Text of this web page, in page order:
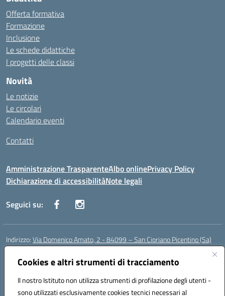
Cookies e altri strumenti di tracciamento
Il nostro Istituto non utilizza strumenti di profilazione degli utenti -
sono utilizzati esclusivamente cookies tecnici necessari al
Offerta formativa
Formazione
Inclusione
Le schede didattiche
I progetti delle classi
Novità
Le notizie
Le circolari
Calendario eventi
Contatti
Amministrazione TrasparenteAlbo onlinePrivacy Policy
Dichiarazione di accessibilitàNote legali
Seguici su:
Indirizzo:Via Domenico Amato, 2 - 84099 – San Cipriano Picentino (Sa)
Centralino:
Posta elettronica certificata (PEC):saic87700c@pec.istruzione.it
Codice fiscale: 95075020651
Codice meccanografico:SAIC87700C